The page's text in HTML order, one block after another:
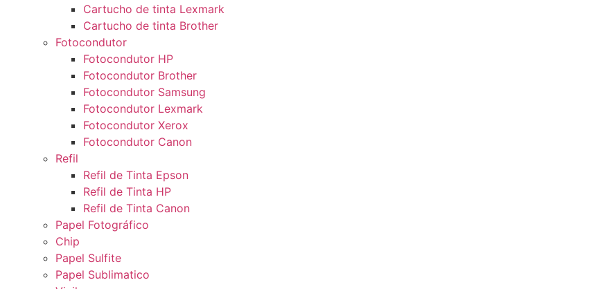
Cartucho de tinta Lexmark
Cartucho de tinta Brother
Fotocondutor
Fotocondutor HP
Fotocondutor Brother
Fotocondutor Samsung
Fotocondutor Lexmark
Fotocondutor Xerox
Fotocondutor Canon
Refil
Refil de Tinta Epson
Refil de Tinta HP
Refil de Tinta Canon
Papel Fotográfico
Chip
Papel Sulfite
Papel Sublimatico